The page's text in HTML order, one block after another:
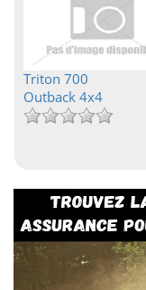
Triton 700
Outback 4x4